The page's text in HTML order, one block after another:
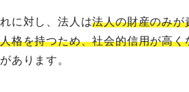
れに対し、法人は法人の財産のみが
人格を持つため、社会的信用が高く
があります。